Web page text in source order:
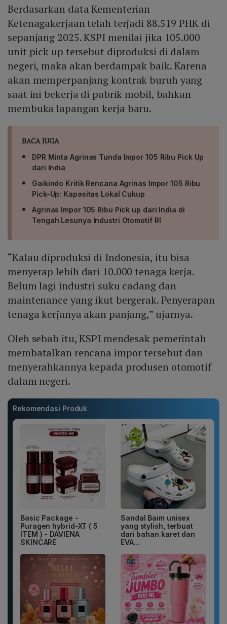
Berdasarkan data Kementerian
Ketenagakerjaan telah terjadi 88.519 PHK di
sepanjang 2025. KSPI menilai jika 105.000
unit pick up tersebut diproduksi di dalam
negeri, maka akan berdampak baik. Karena
akan memperpanjang kontrak buruh yang
saat ini bekerja di pabrik mobil, bahkan
membuka lapangan kerja baru.
BACA JUGA
DPR Minta Agrinas Tunda Impor 105 Ribu Pick Up
dari India
Gaikindo Kritik Rencana Agrinas Impor 105 Ribu
Pick-Up: Kapasitas Lokal Cukup
Agrinas Impor 105 Ribu Pick up dari India di
Tengah Lesunya Industri Otomotif RI
“Kalau diproduksi di Indonesia, itu bisa
menyerap lebih dari 10.000 tenaga kerja.
Belum lagi industri suku cadang dan
maintenance yang ikut bergerak. Penyerapan
tenaga kerjanya akan panjang,” ujarnya.
Oleh sebab itu, KSPI mendesak pemerintah
membatalkan rencana impor tersebut dan
menyerahkannya kepada produsen otomotif
dalam negeri.
Rekomendasi Produk
Basic Package -
Puragen hybrid-XT ( 5
ITEM ) - DAVIENA
SKINCARE
Sandal Baim unisex
yang stylish, terbuat
dari bahan karet dan
EVA...